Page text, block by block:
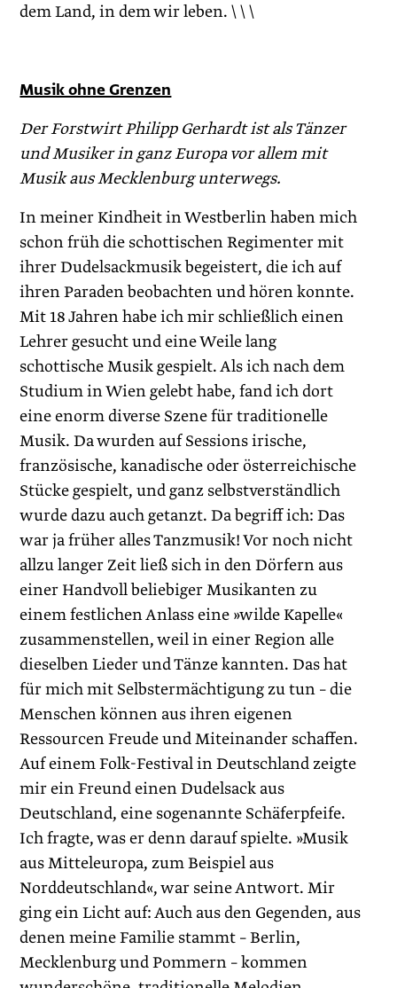
dem Land, in dem wir leben. \ \ \
Musik ohne Grenzen
Der Forstwirt Philipp Gerhardt ist als Tänzer
und Musiker in ganz Europa vor allem mit
Musik aus Mecklenburg unterwegs.
In meiner Kindheit in Westberlin haben mich
schon früh die schottischen Regimenter mit
ihrer Dudelsackmusik begeistert, die ich auf
ihren Paraden beobachten und hören konnte.
Mit 18 Jahren habe ich mir schließlich einen
Lehrer gesucht und eine Weile lang
schottische Musik gespielt. Als ich nach dem
Studium in Wien gelebt habe, fand ich dort
eine enorm diverse Szene für traditionelle
Musik. Da wurden auf ­Sessions irische,
französische, kanadische oder ­österreichische
Stücke gespielt, und ganz selbstverständlich
wurde dazu auch getanzt. Da begriff ich: Das
war ja früher alles Tanzmusik! Vor noch nicht
allzu langer Zeit ließ sich in den Dörfern aus
einer Handvoll beliebiger Musikanten zu
einem festlichen Anlass eine »wilde Kapelle«
zusammenstellen, weil in einer Region alle
dieselben Lieder und Tänze kannten. Das hat
für mich mit Selbstermächtigung zu tun – die
Menschen können aus ihren eigenen
Ressourcen Freude und Miteinander schaffen.
Auf einem Folk-Festival in Deutschland zeigte
mir ein Freund einen Dudelsack aus
Deutschland, eine sogenannte Schäferpfeife.
Ich fragte, was er denn darauf spielte. »Musik
aus Mitteleuropa, zum Beispiel aus
Norddeutschland«, war seine Antwort. Mir
ging ein Licht auf: Auch aus den Gegenden, aus
denen meine Familie stammt – Berlin,
Mecklenburg und Pommern – kommen